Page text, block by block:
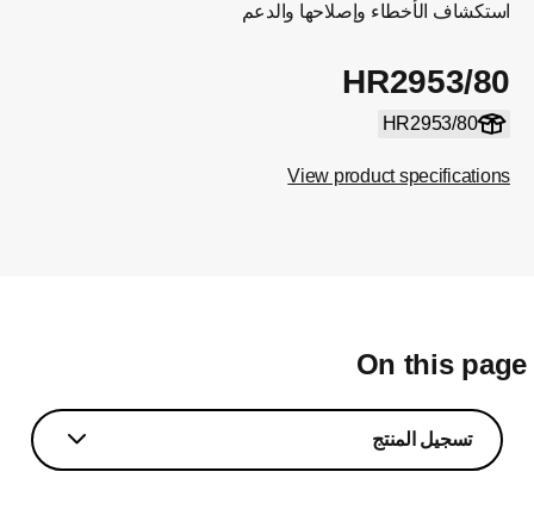
استكشاف الأخطاء وإصلاحها والدعم
HR2953/80
HR2953/80
View product specifications
On this
تسجيل المنتج